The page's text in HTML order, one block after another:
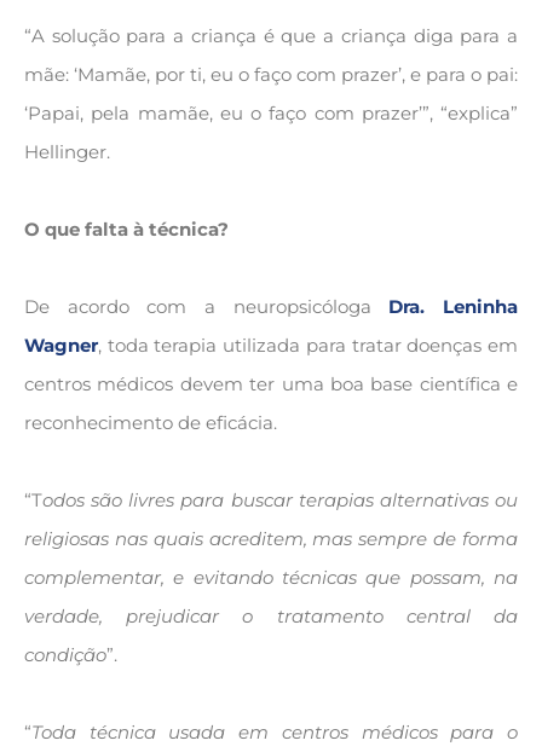
“A solução para a criança é que a criança diga para a
mãe: ‘Mamãe, por ti, eu o faço com prazer’, e para o pai:
‘Papai, pela mamãe, eu o faço com prazer’”, “explica”
Hellinger.
O que falta à técnica?
De acordo com a neuropsicóloga Dra. Leninha
Wagner, toda terapia utilizada para tratar doenças em
centros médicos devem ter uma boa base científica e
reconhecimento de eficácia.
“Todos são livres para buscar terapias alternativas ou
religiosas nas quais acreditem, mas sempre de forma
complementar, e evitando técnicas que possam, na
verdade, prejudicar o tratamento central da
condição”.
“Toda técnica usada em centros médicos para o